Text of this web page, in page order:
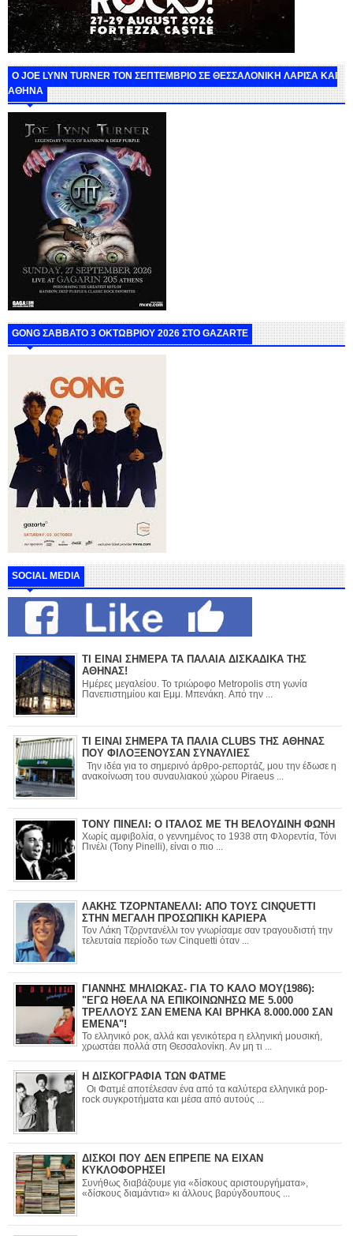
O JOE LYNN TURNER ΤΟΝ ΣΕΠΤΕΜΒΡΙΟ ΣΕ ΘΕΣΣΑΛΟΝΙΚΗ ΛΑΡΙΣΑ ΚΑΙ
ΑΘΗΝΑ
GONG ΣΑΒΒΑΤΟ 3 ΟΚΤΩΒΡΙΟΥ 2026 ΣΤΟ GAZARTE
SOCIAL MEDIA
ΤΙ ΕΙΝΑΙ ΣΗΜΕΡΑ ΤΑ ΠΑΛΑΙΑ ΔΙΣΚΑΔΙΚΑ ΤΗΣ
ΑΘΗΝΑΣ!
Ημέρες μεγαλείου. Το τριώροφο Metropolis στη γωνία
Πανεπιστημίου και Εμμ. Μπενάκη. Από την ...
ΤΙ ΕΙΝΑΙ ΣΗΜΕΡΑ ΤΑ ΠΑΛΙΑ CLUBS ΤΗΣ ΑΘΗΝΑΣ
ΠΟΥ ΦΙΛΟΞΕΝΟΥΣΑΝ ΣΥΝΑΥΛΙΕΣ
Την ιδέα για το σημερινό άρθρο-ρεπορτάζ, μου την έδωσε η
ανακοίνωση του συναυλιακού χώρου Piraeus ...
ΤΟΝΥ ΠΙΝΕΛΙ: Ο ΙΤΑΛΟΣ ΜΕ ΤΗ ΒΕΛΟΥΔΙΝΗ ΦΩΝΗ
Χωρίς αμφιβολία, ο γεννημένος το 1938 στη Φλορεντία, Τόνι
Πινέλι (Tony Pinelli), είναι ο πιο ...
ΛΑΚΗΣ ΤΖΟΡΝΤΑΝΕΛΛΙ: ΑΠΟ ΤΟΥΣ CINQUETTI
ΣΤΗΝ ΜΕΓΑΛΗ ΠΡΟΣΩΠΙΚΗ ΚΑΡΙΕΡΑ
Τον Λάκη Τζορντανέλλι τον γνωρίσαμε σαν τραγουδιστή την
τελευταία περίοδο των Cinquetti όταν ...
ΓΙΑΝΝΗΣ ΜΗΛΙΩΚΑΣ- ΓΙΑ ΤΟ ΚΑΛΟ ΜΟΥ(1986):
"ΕΓΩ ΗΘΕΛΑ ΝΑ ΕΠΙΚΟΙΝΩΝΗΣΩ ΜΕ 5.000
ΤΡΕΛΛΟΥΣ ΣΑΝ ΕΜΕΝΑ ΚΑΙ ΒΡΗΚΑ 8.000.000 ΣΑΝ
ΕΜΕΝΑ"!
Το ελληνικό ροκ, αλλά και γενικότερα η ελληνική μουσική,
χρωστάει πολλά στη Θεσσαλονίκη. Αν μη τι ...
Η ΔΙΣΚΟΓΡΑΦΙΑ ΤΩΝ ΦΑΤΜΕ
Οι Φατμέ αποτέλεσαν ένα από τα καλύτερα ελληνικά pop-
rock συγκροτήματα και μέσα από αυτούς ...
ΔΙΣΚΟΙ ΠΟΥ ΔΕΝ ΕΠΡΕΠΕ ΝΑ ΕΙΧΑΝ
ΚΥΚΛΟΦΟΡΗΣΕΙ
Συνήθως διαβάζουμε για «δίσκους αριστουργήματα»,
«δίσκους διαμάντια» κι άλλους βαρύγδουπους ...